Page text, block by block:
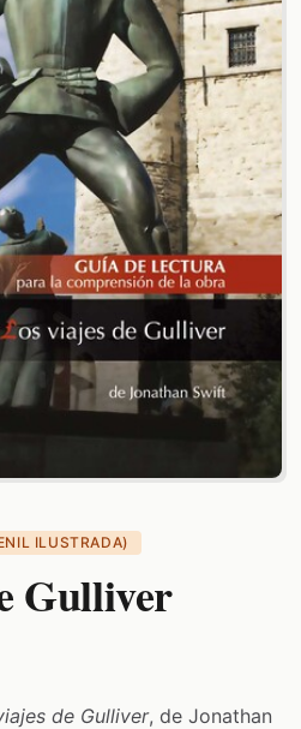
ILUSTRADA)
Gulliver
de Gulliver, de Jonathan